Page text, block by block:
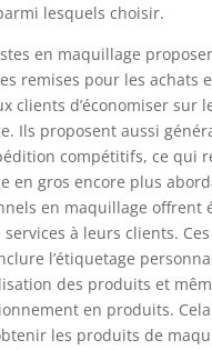
lesquels choisir.
en maquillage
remises pour les achats
clients d’économiser sur
Ils proposent aussi
compétitifs, ce qui
en gros encore plus
en maquillage offrent
à leurs clients.
l’étiquetage
des produits et
en produits.
les produits de